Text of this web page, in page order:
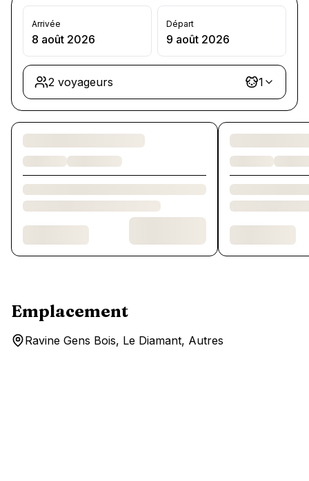
Arrivée
8 août 2026
Départ
9 août 2026
2 voyageurs 1
Chargement des chambres et des formules…
Emplacement
Ravine Gens Bois, Le Diamant, Autres